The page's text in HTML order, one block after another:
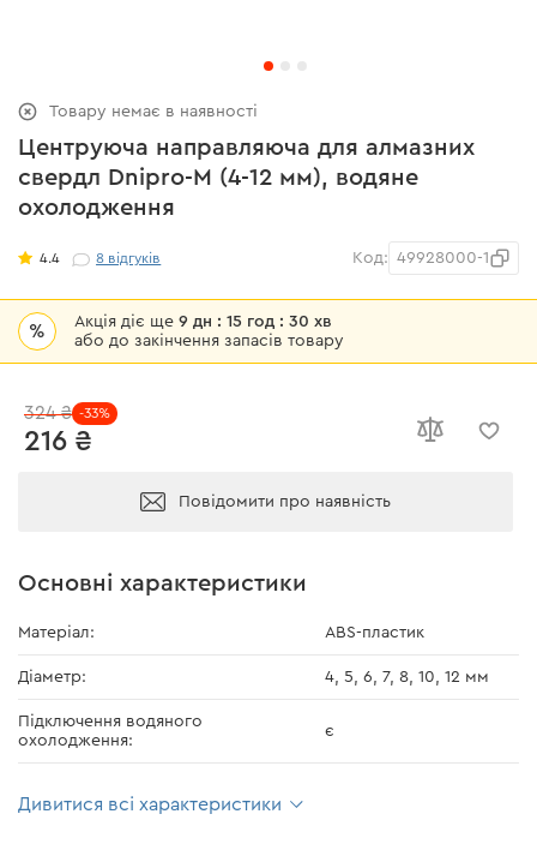
Центруюча направляюча для алмазних
свердл Dnipro-M (4-12 мм), водяне
охолодження
4.4 8 відгуків Код: 49928000-1
% Акція діє ще9 дн : 15 год : 30 хв
або до закінчення запасів товару
216 ₴
324 ₴ -33%
Повідомити про наявність
Товару немає в наявності
Основні характеристики
Матеріал: ABS-пластик
Діаметр: 4, 5, 6, 7, 8, 10, 12 мм
Підключення водяного
охолодження:
є
Дивитися всі характеристики